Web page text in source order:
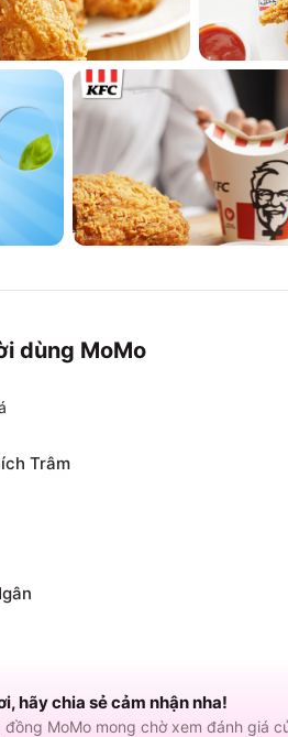
dùng MoMo
Trâm
hãy chia sẻ cảm nhận nha!
đồng MoMo mong chờ xem đánh giá